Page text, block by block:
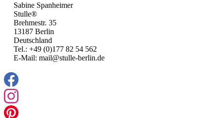
Sabine Spanheimer
Stulle®
Brehmestr. 35
13187 Berlin
Deutschland
Tel.: +49 (0)177 82 54 562
E-Mail: mail@stulle-berlin.de